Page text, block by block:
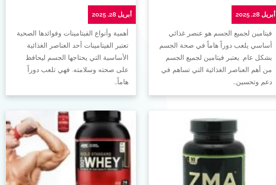
أبريل 28, 2025
فيتامين لجميع الجسم هو عنصر غذائي
أساسي يلعب دوراً هاماً في صحة الجسم
بشكل عام. يعتبر فيتامين لجميع الجسم
من أهم العناصر الغذائية التي تساهم في
دعم وتحسين…
أبريل 28, 2025
أهمية وأنواع الفيتامينات وفوائدها الصحية
تعتبر الفيتامينات أحد العناصر الغذائية
الأساسية التي يحتاجها الجسم ليحافظ
على صحته وسلامته. فهي تلعب دوراً
هاماً…